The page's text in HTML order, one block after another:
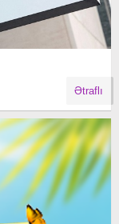
Ətraflı